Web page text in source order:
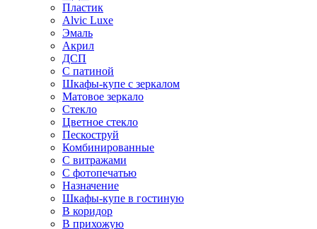
Пластик
Alvic Luxe
Эмаль
Акрил
ДСП
С патиной
Шкафы-купе с зеркалом
Матовое зеркало
Стекло
Цветное стекло
Пескоструй
Комбинированные
С витражами
С фотопечатью
Назначение
Шкафы-купе в гостиную
В коридор
В прихожую